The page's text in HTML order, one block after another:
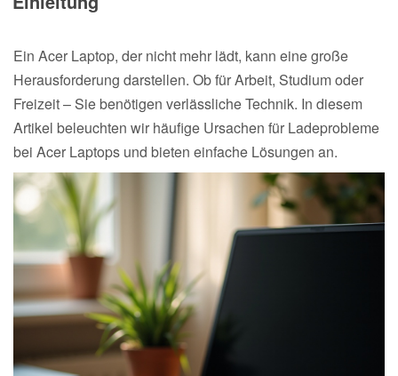
Ein Acer Laptop, der nicht mehr lädt, kann eine große
Herausforderung darstellen. Ob für Arbeit, Studium oder
Freizeit – Sie benötigen verlässliche Technik. In diesem
Artikel beleuchten wir häufige Ursachen für Ladeprobleme
bei Acer Laptops und bieten einfache Lösungen an.